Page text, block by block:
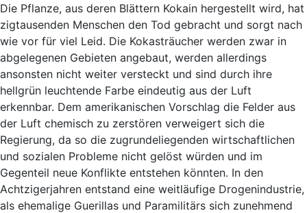
Die Pflanze, aus deren Blättern Kokain hergestellt wird, hat
zigtausenden Menschen den Tod gebracht und sorgt nach
wie vor für viel Leid. Die Kokasträucher werden zwar in
abgelegenen Gebieten angebaut, werden allerdings
ansonsten nicht weiter versteckt und sind durch ihre
hellgrün leuchtende Farbe eindeutig aus der Luft
erkennbar. Dem amerikanischen Vorschlag die Felder aus
der Luft chemisch zu zerstören verweigert sich die
Regierung, da so die zugrundeliegenden wirtschaftlichen
und sozialen Probleme nicht gelöst würden und im
Gegenteil neue Konflikte entstehen könnten. In den
Achtzigerjahren entstand eine weitläufige Drogenindustrie,
als ehemalige Guerillas und Paramilitärs sich zunehmend